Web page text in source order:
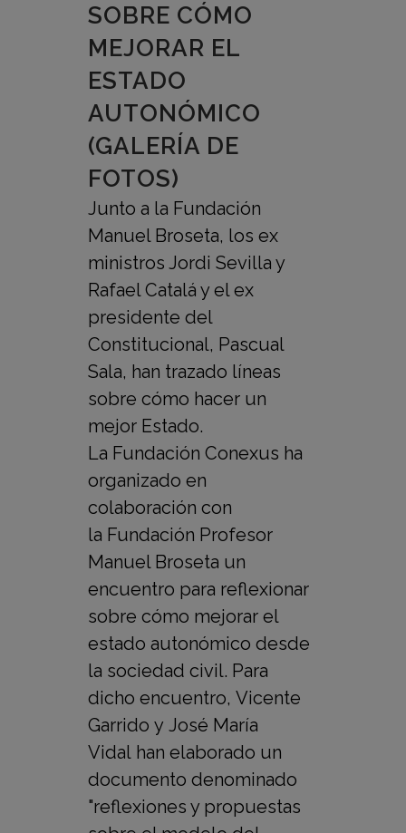
SOBRE CÓMO
MEJORAR EL
ESTADO
AUTONÓMICO
(GALERÍA DE
FOTOS)
Junto a la Fundación
Manuel Broseta, los ex
ministros Jordi Sevilla y
Rafael Catalá y el ex
presidente del
Constitucional, Pascual
Sala, han trazado líneas
sobre cómo hacer un
mejor Estado.
La Fundación Conexus ha
organizado en
colaboración con
la Fundación Profesor
Manuel Broseta un
encuentro para reflexionar
sobre cómo mejorar el
estado autonómico desde
la sociedad civil. Para
dicho encuentro, Vicente
Garrido y José María
Vidal han elaborado un
documento denominado
"reflexiones y propuestas